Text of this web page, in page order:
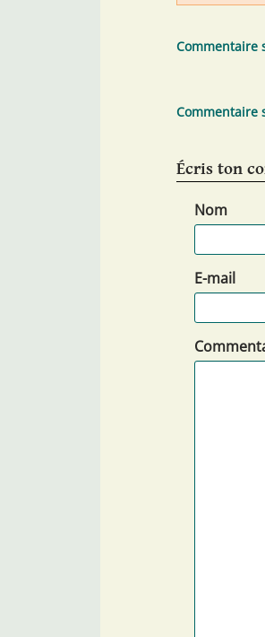
Commentaire
Commentaire
Écris ton
Nom
E-mail